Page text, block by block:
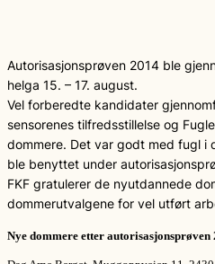
Autorisasjonsprøven 2014 ble
helga 15. – 17. august.
Vel forberedte kandidater
sensorenes tilfredsstillelse og
dommere. Det var godt med fugl i
ble benyttet under
FKF gratulerer de nyutdannede
dommerutvalgene for vel utført
Nye dommere etter autorisasjonsprøven